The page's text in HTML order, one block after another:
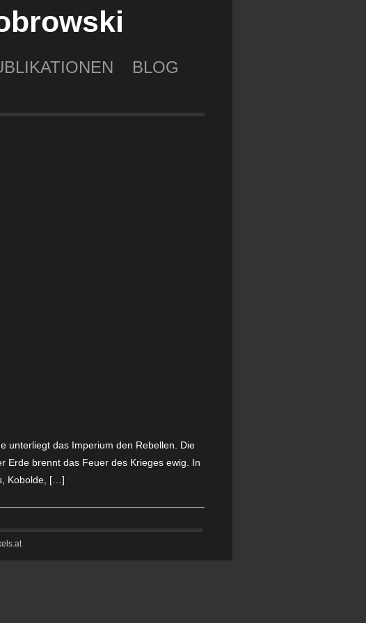
BLOG
unterliegt das Imperium den Rebellen. Die
Erde brennt das Feuer des Krieges ewig. In
Kobolde, […]